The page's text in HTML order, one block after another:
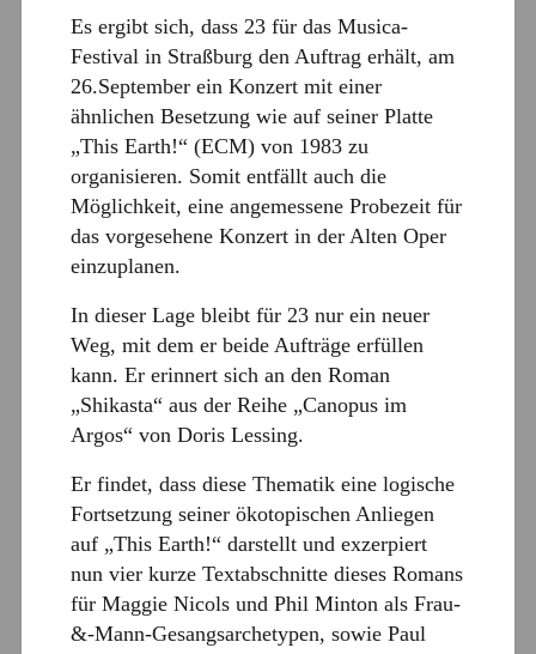
Es ergibt sich, dass 23 für das Musica-
Festival in Straßburg den Auftrag erhält, am
26.September ein Konzert mit einer
ähnlichen Besetzung wie auf seiner Platte
„This Earth!“ (ECM) von 1983 zu
organisieren. Somit entfällt auch die
Möglichkeit, eine angemessene Probezeit für
das vorgesehene Konzert in der Alten Oper
einzuplanen.
In dieser Lage bleibt für 23 nur ein neuer
Weg, mit dem er beide Aufträge erfüllen
kann. Er erinnert sich an den Roman
„Shikasta“ aus der Reihe „Canopus im
Argos“ von Doris Lessing.
Er findet, dass diese Thematik eine logische
Fortsetzung seiner ökotopischen Anliegen
auf „This Earth!“ darstellt und exzerpiert
nun vier kurze Textabschnitte dieses Romans
für Maggie Nicols und Phil Minton als Frau-
&-Mann-Gesangsarchetypen, sowie Paul